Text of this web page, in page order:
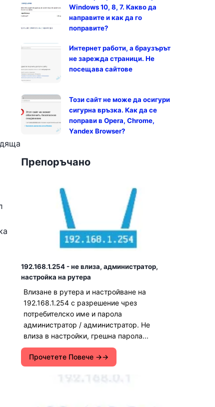
Windows 10, 8, 7. Какво да
направите и как да го
поправите?
Интернет работи, а браузърът
не зарежда страници. Не
посещава сайтове
Този сайт не може да осигури
сигурна връзка. Как да се
поправи в Opera, Chrome,
Yandex Browser?
Препоръчано
192.168.1.254 - не влиза, администратор,
настройка на рутера
Влизане в рутера и настройване на
192.168.1.254 с разрешение чрез
потребителско име и парола
администратор / администратор. Не
влиза в настройки, грешна парола...
Прочетете Повече →